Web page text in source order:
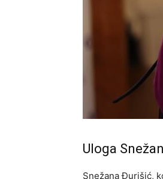
Uloga
Snežana Đurišić,